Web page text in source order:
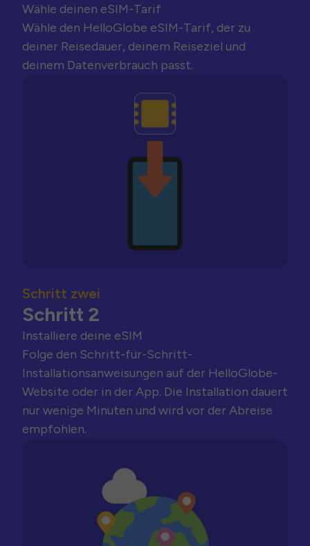
Wähle deinen eSIM-Tarif
Wähle den HelloGlobe eSIM-Tarif, der zu
deiner Reisedauer, deinem Reiseziel und
deinem Datenverbrauch passt.
Schritt zwei
Schritt 2
Installiere deine eSIM
Folge den Schritt-für-Schritt-
Installationsanweisungen auf der HelloGlobe-
Website oder in der App. Die Installation dauert
nur wenige Minuten und wird vor der Abreise
empfohlen.